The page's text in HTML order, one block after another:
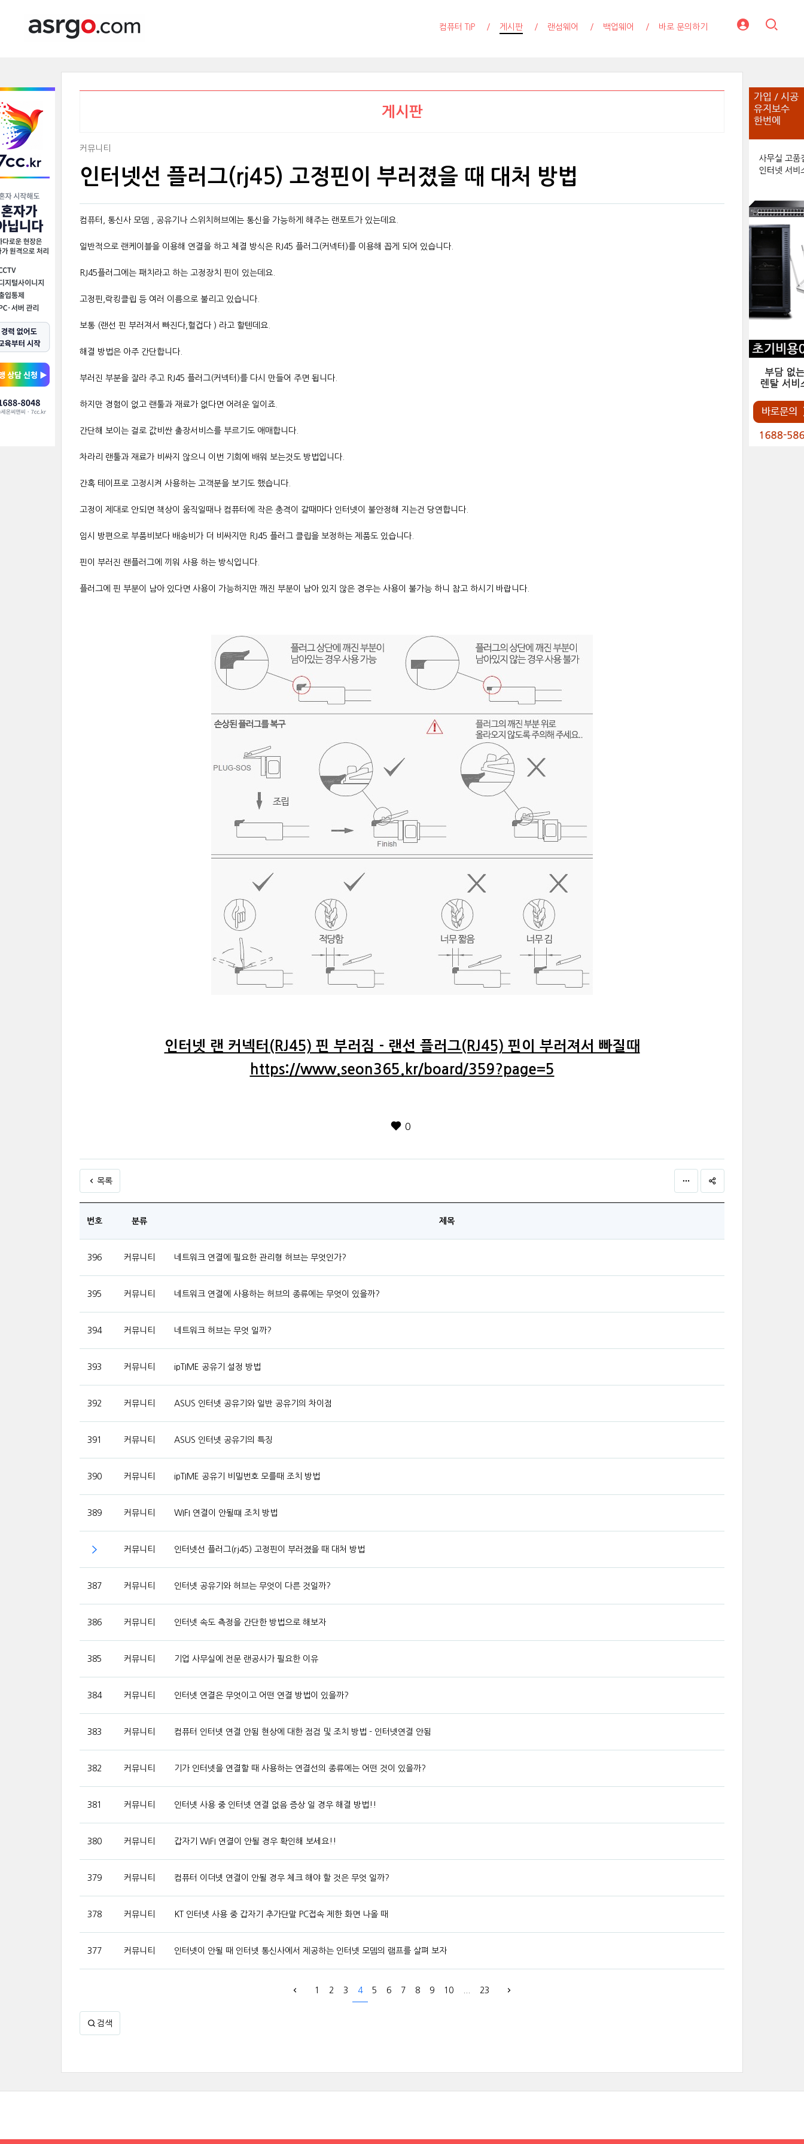
컴퓨터 TIP 게시판 랜섬웨어 백업웨어 바로 문의하기
게시판
커뮤니티
인터넷선 플러그(rj45) 고정핀이 부러졌을 때 대처 방법
컴퓨터, 통신사 모뎀 , 공유기나 스위치허브에는 통신을 가능하게 해주는 랜포트가 있는데요.
일반적으로 랜케이블을 이용해 연결을 하고 체결 방식은 RJ45 플러그(커넥터)를 이용해 꼽게 되어 있습니다.
RJ45플러그에는 패치라고 하는 고정장치 핀이 있는데요.
고정핀,락킹클립 등 여러 이름으로 불리고 있습니다.
보통 (랜선 핀 부러져서 빠진다,헐겁다 ) 라고 할텐데요.
해결 방법은 아주 간단합니다.
부러진 부분을 잘라 주고 RJ45 플러그(커넥터)를 다시 만들어 주면 됩니다.
하지만 경험이 없고 랜툴과 재료가 없다면 어려운 일이죠.
간단해 보이는 걸로 값비싼 출장서비스를 부르기도 애매합니다.
차라리 랜툴과 재료가 비싸지 않으니 이번 기회에 배워 보는것도 방법입니다.
간혹 테이프로 고정시켜 사용하는 고객분을 보기도 했습니다.
고정이 제대로 안되면 책상이 움직일때나 컴퓨터에 작은 충격이 갈때마다 인터넷이 불안정해 지는건 당연합니다.
임시 방편으로 부품비보다 배송비가 더 비싸지만 RJ45 플러그 클립을 보정하는 제품도 있습니다.
핀이 부러진 랜플러그에 끼워 사용 하는 방식입니다.
플러그에 핀 부분이 남아 있다면 사용이 가능하지만 깨진 부분이 남아 있지 않은 경우는 사용이 불가능 하니 참고 하시기 바랍니다.
인터넷 랜 커넥터(RJ45) 핀 부러짐 - 랜선 플러그(RJ45) 핀이 부러져서 빠질때
https://www.seon365.kr/board/359?page=5
0
목록
번호 분류 제목
396 커뮤니티 네트워크 연결에 필요한 관리형 허브는 무엇인가?
395 커뮤니티 네트워크 연결에 사용하는 허브의 종류에는 무엇이 있을까?
394 커뮤니티 네트워크 허브는 무엇 일까?
393 커뮤니티 ipTIME 공유기 설정 방법
392 커뮤니티 ASUS 인터넷 공유기와 일반 공유기의 차이점
391 커뮤니티 ASUS 인터넷 공유기의 특징
390 커뮤니티 ipTIME 공유기 비밀번호 모를때 조치 방법
389 커뮤니티 WIFI 연결이 안될떄 조치 방법
커뮤니티 인터넷선 플러그(rj45) 고정핀이 부러졌을 때 대처 방법
387 커뮤니티 인터넷 공유기와 허브는 무엇이 다른 것일까?
386 커뮤니티 인터넷 속도 측정을 간단한 방법으로 해보자
385 커뮤니티 기업 사무실에 전문 랜공사가 필요한 이유
384 커뮤니티 인터넷 연결은 무엇이고 어떤 연결 방법이 있을까?
383 커뮤니티 컴퓨터 인터넷 연결 안됨 현상에 대한 점검 및 조치 방법 - 인터넷연결 안됨
382 커뮤니티 기가 인터넷을 연결할 때 사용하는 연결선의 종류에는 어떤 것이 있을까?
381 커뮤니티 인터넷 사용 중 인터넷 연결 없음 증상 일 경우 해결 방법!!
380 커뮤니티 갑자기 WIFI 연결이 안될 경우 확인해 보세요!!
379 커뮤니티 컴퓨터 이더넷 연결이 안될 경우 체크 해야 할 것은 무엇 일까?
378 커뮤니티 KT 인터넷 사용 중 갑자기 추가단말 PC접속 제한 화면 나올 때
377 커뮤니티 인터넷이 안될 때 인터넷 통신사에서 제공하는 인터넷 모뎀의 램프를 살펴 보자
1 2 3 4 5 6 7 8 9 10 23
검색